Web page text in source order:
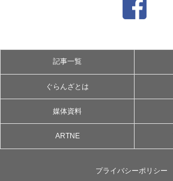
記事一覧
ぐらんざとは
媒体資料
ARTNE
プライバシーポリシー